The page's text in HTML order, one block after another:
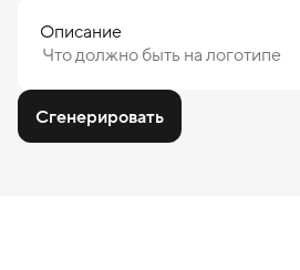
Описание
Сгенерировать